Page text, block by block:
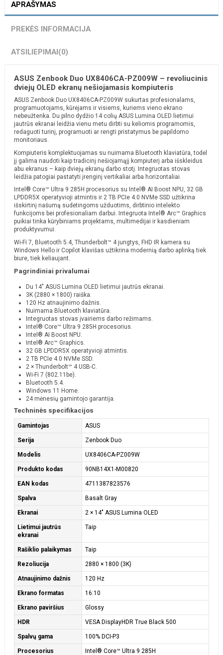
APRAŠYMAS
PREKĖS INFORMACIJA
ATSILIEPIMAI(0)
ASUS Zenbook Duo UX8406CA-PZ009W – revoliucinis
dviejų OLED ekranų nešiojamasis kompiuteris
ASUS Zenbook Duo UX8406CA-PZ009W sukurtas profesionalams,
programuotojams, kūrėjams ir visiems, kuriems vieno ekrano
nebeužtenka. Du pilno dydžio 14 colių ASUS Lumina OLED lietimui
jautrūs ekranai leidžia vienu metu dirbti su keliomis programomis,
redaguoti turinį, programuoti ar rengti pristatymus be papildomo
monitoriaus.
Kompiuteris komplektuojamas su nuimama Bluetooth klaviatūra, todėl
jį galima naudoti kaip tradicinį nešiojamąjį kompiuterį arba išskleidus
abu ekranus – kaip dviejų ekranų darbo stotį. Integruotas stovas
leidžia patogiai pastatyti įrenginį vertikaliai arba horizontaliai.
Intel® Core™ Ultra 9 285H procesorius su Intel® AI Boost NPU, 32 GB
LPDDR5X operatyvioji atmintis ir 2 TB PCIe 4.0 NVMe SSD užtikrina
išskirtinį našumą sudėtingoms užduotims, dirbtinio intelekto
funkcijoms bei profesionaliam darbui. Integruota Intel® Arc™ Graphics
puikiai tinka kūrybiniams projektams, multimedijai ir kasdieniam
produktyvumui.
Wi-Fi 7, Bluetooth 5.4, Thunderbolt™ 4 jungtys, FHD IR kamera su
Windows Hello ir Copilot klavišas užtikrina modernią darbo aplinką tiek
biure, tiek keliaujant.
Pagrindiniai privalumai
Du 14" ASUS Lumina OLED lietimui jautrūs ekranai.
3K (2880 × 1800) raiška.
120 Hz atnaujinimo dažnis.
Nuimama Bluetooth klaviatūra.
Integruotas stovas įvairiems darbo režimams.
Intel® Core™ Ultra 9 285H procesorius.
Intel® AI Boost NPU.
Intel® Arc™ Graphics.
32 GB LPDDR5X operatyvioji atmintis.
2 TB PCIe 4.0 NVMe SSD.
2 × Thunderbolt™ 4 USB-C.
Wi-Fi 7 (802.11be).
Bluetooth 5.4.
Windows 11 Home.
24 mėnesių gamintojo garantija.
Techninės specifikacijos
Gamintojas ASUS
Serija Zenbook Duo
Modelis UX8406CA-PZ009W
Produkto kodas 90NB14X1-M00820
EAN kodas 4711387823576
Spalva Basalt Gray
Ekranai 2 × 14" ASUS Lumina OLED
Lietimui jautrūs
ekranai
Taip
Rašiklio palaikymas Taip
Rezoliucija 2880 × 1800 (3K)
Atnaujinimo dažnis 120 Hz
Ekrano formatas 16:10
Ekrano paviršius Glossy
HDR VESA DisplayHDR True Black 500
Spalvų gama 100% DCI-P3
Procesorius Intel® Core™ Ultra 9 285H